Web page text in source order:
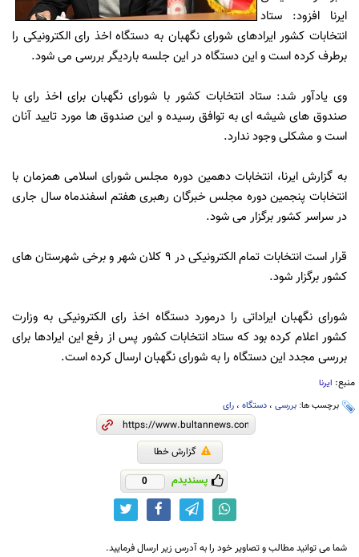
ایرنا افزود: ستاد
انتخابات کشور ایرادهای شورای نگهبان به دستگاه اخذ رای الکترونیکی را
برطرف کرده است و این دستگاه در این جلسه باردیگر بررسی می شود.
وی یادآور شد: ستاد انتخابات کشور با شورای نگهبان برای اخذ رای با
صندوق های شیشه ای به توافق رسیده و این صندوق ها مورد تایید آنان
است و مشکلی وجود ندارد.
به گزارش ایرنا، انتخابات دهمین دوره مجلس شورای اسلامی همزمان با
انتخابات پنجمین دوره مجلس خبرگان رهبری هفتم اسفندماه سال جاری
در سراسر کشور برگزار می شود.
قرار است انتخابات تمام الکترونیکی در 9 کلان شهر و برخی شهرستان های
کشور برگزار شود.
شورای نگهبان ایراداتی را درمورد دستگاه اخذ رای الکترونیکی به وزارت
کشور اعلام کرده بود که ستاد انتخابات کشور پس از رفع این ایرادها برای
بررسی مجدد این دستگاه را به شورای نگهبان ارسال کرده است.
منبع: ایرنا
برچسب ها: بررسی ، دستگاه ، رای
گزارش خطا
پسندیدم 0
شما می توانید مطالب و تصاویر خود را به آدرس زیر ارسال فرمایید.